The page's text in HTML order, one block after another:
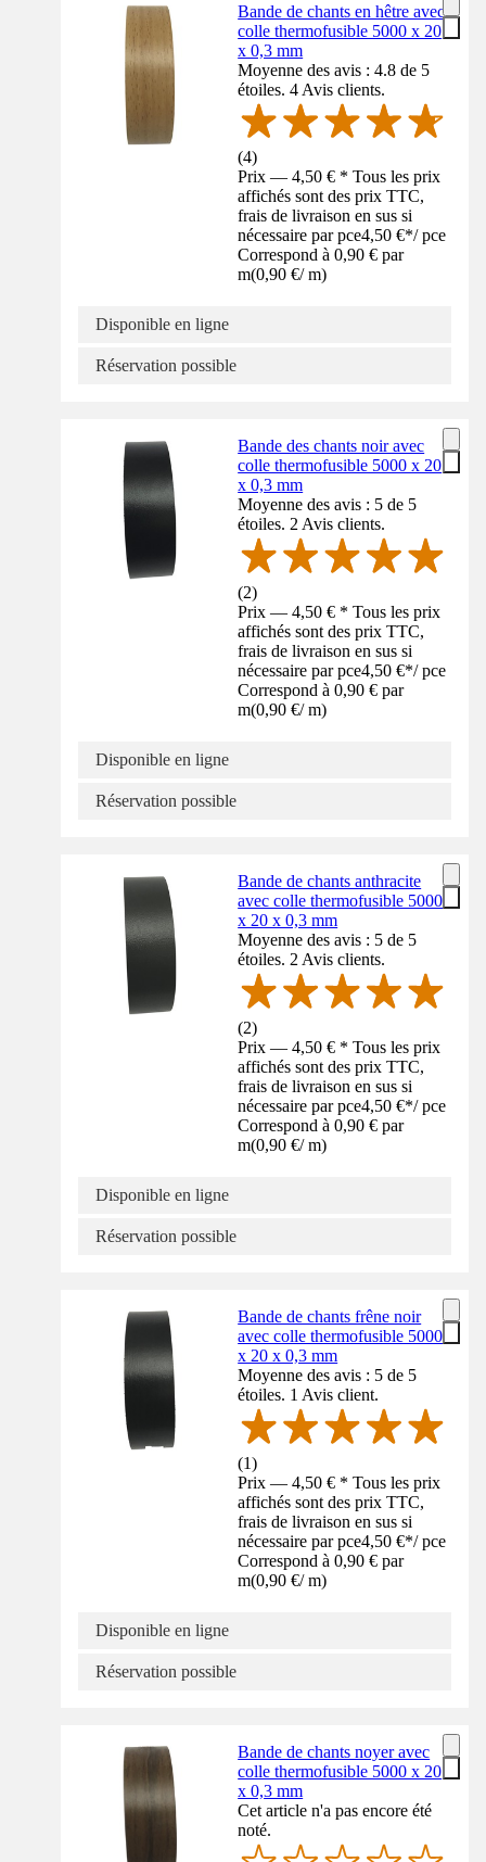
Bande de chants en hêtre avec
colle thermofusible 5000 x 20
x 0,3 mm
Moyenne des avis : 4.8 de 5
étoiles. 4 Avis clients.
(4)
Prix — 4,50 € * Tous les prix
affichés sont des prix TTC,
frais de livraison en sus si
nécessaire par pce4,50 €*/ pce
Correspond à 0,90 € par
m(0,90 €/ m)
Disponible en ligne
Réservation possible
Bande des chants noir avec
colle thermofusible 5000 x 20
x 0,3 mm
Moyenne des avis : 5 de 5
étoiles. 2 Avis clients.
(2)
Prix — 4,50 € * Tous les prix
affichés sont des prix TTC,
frais de livraison en sus si
nécessaire par pce4,50 €*/ pce
Correspond à 0,90 € par
m(0,90 €/ m)
Disponible en ligne
Réservation possible
Bande de chants anthracite
avec colle thermofusible 5000
x 20 x 0,3 mm
Moyenne des avis : 5 de 5
étoiles. 2 Avis clients.
(2)
Prix — 4,50 € * Tous les prix
affichés sont des prix TTC,
frais de livraison en sus si
nécessaire par pce4,50 €*/ pce
Correspond à 0,90 € par
m(0,90 €/ m)
Disponible en ligne
Réservation possible
Bande de chants frêne noir
avec colle thermofusible 5000
x 20 x 0,3 mm
Moyenne des avis : 5 de 5
étoiles. 1 Avis client.
(1)
Prix — 4,50 € * Tous les prix
affichés sont des prix TTC,
frais de livraison en sus si
nécessaire par pce4,50 €*/ pce
Correspond à 0,90 € par
m(0,90 €/ m)
Disponible en ligne
Réservation possible
Bande de chants noyer avec
colle thermofusible 5000 x 20
x 0,3 mm
Cet article n'a pas encore été
noté.